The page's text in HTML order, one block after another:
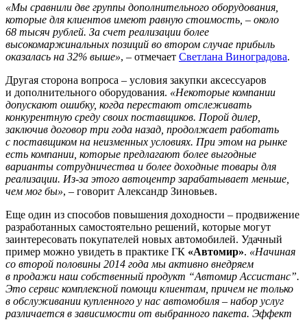
«Мы сравнили две группы дополнительного оборудования,
которые для клиентов имеют равную стоимость, – около
68 тысяч рублей. За счет реализации более
высокомаржинальных позиций во втором случае прибыль
оказалась на 32% выше», – отмечает Светлана Виноградова.
Другая сторона вопроса – условия закупки аксессуаров
и дополнительного оборудования. «Некоторые компании
допускают ошибку, когда перестают отслеживать
конкурентную среду своих поставщиков. Порой дилер,
заключив договор три года назад, продолжает работать
с поставщиком на неизменных условиях. При этом на рынке
есть компании, которые предлагают более выгодные
варианты сотрудничества и более доходные товары для
реализации. Из-за этого автоцентр зарабатывает меньше,
чем мог бы», – говорит Александр Зиновьев.
Еще один из способов повышения доходности – продвижение
разработанных самостоятельно решений, которые могут
заинтересовать покупателей новых автомобилей. Удачный
пример можно увидеть в практике ГК «Автомир». «Начиная
со второй половины 2014 года мы активно внедряем
в продажи наш собственный продукт “Автомир Ассистанс”.
Это сервис комплексной помощи клиентам, причем не только
в обслуживании купленного у нас автомобиля – набор услуг
различается в зависимости от выбранного пакета. Эффект